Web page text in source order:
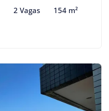
2 Vagas 154 m²